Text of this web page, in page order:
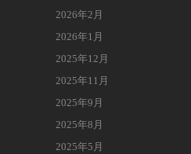
2026年2月
2026年1月
2025年12月
2025年11月
2025年9月
2025年8月
2025年5月